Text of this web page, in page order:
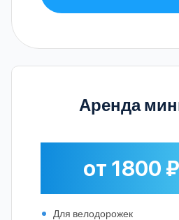
Аренда
от 1800
Для велодорожек